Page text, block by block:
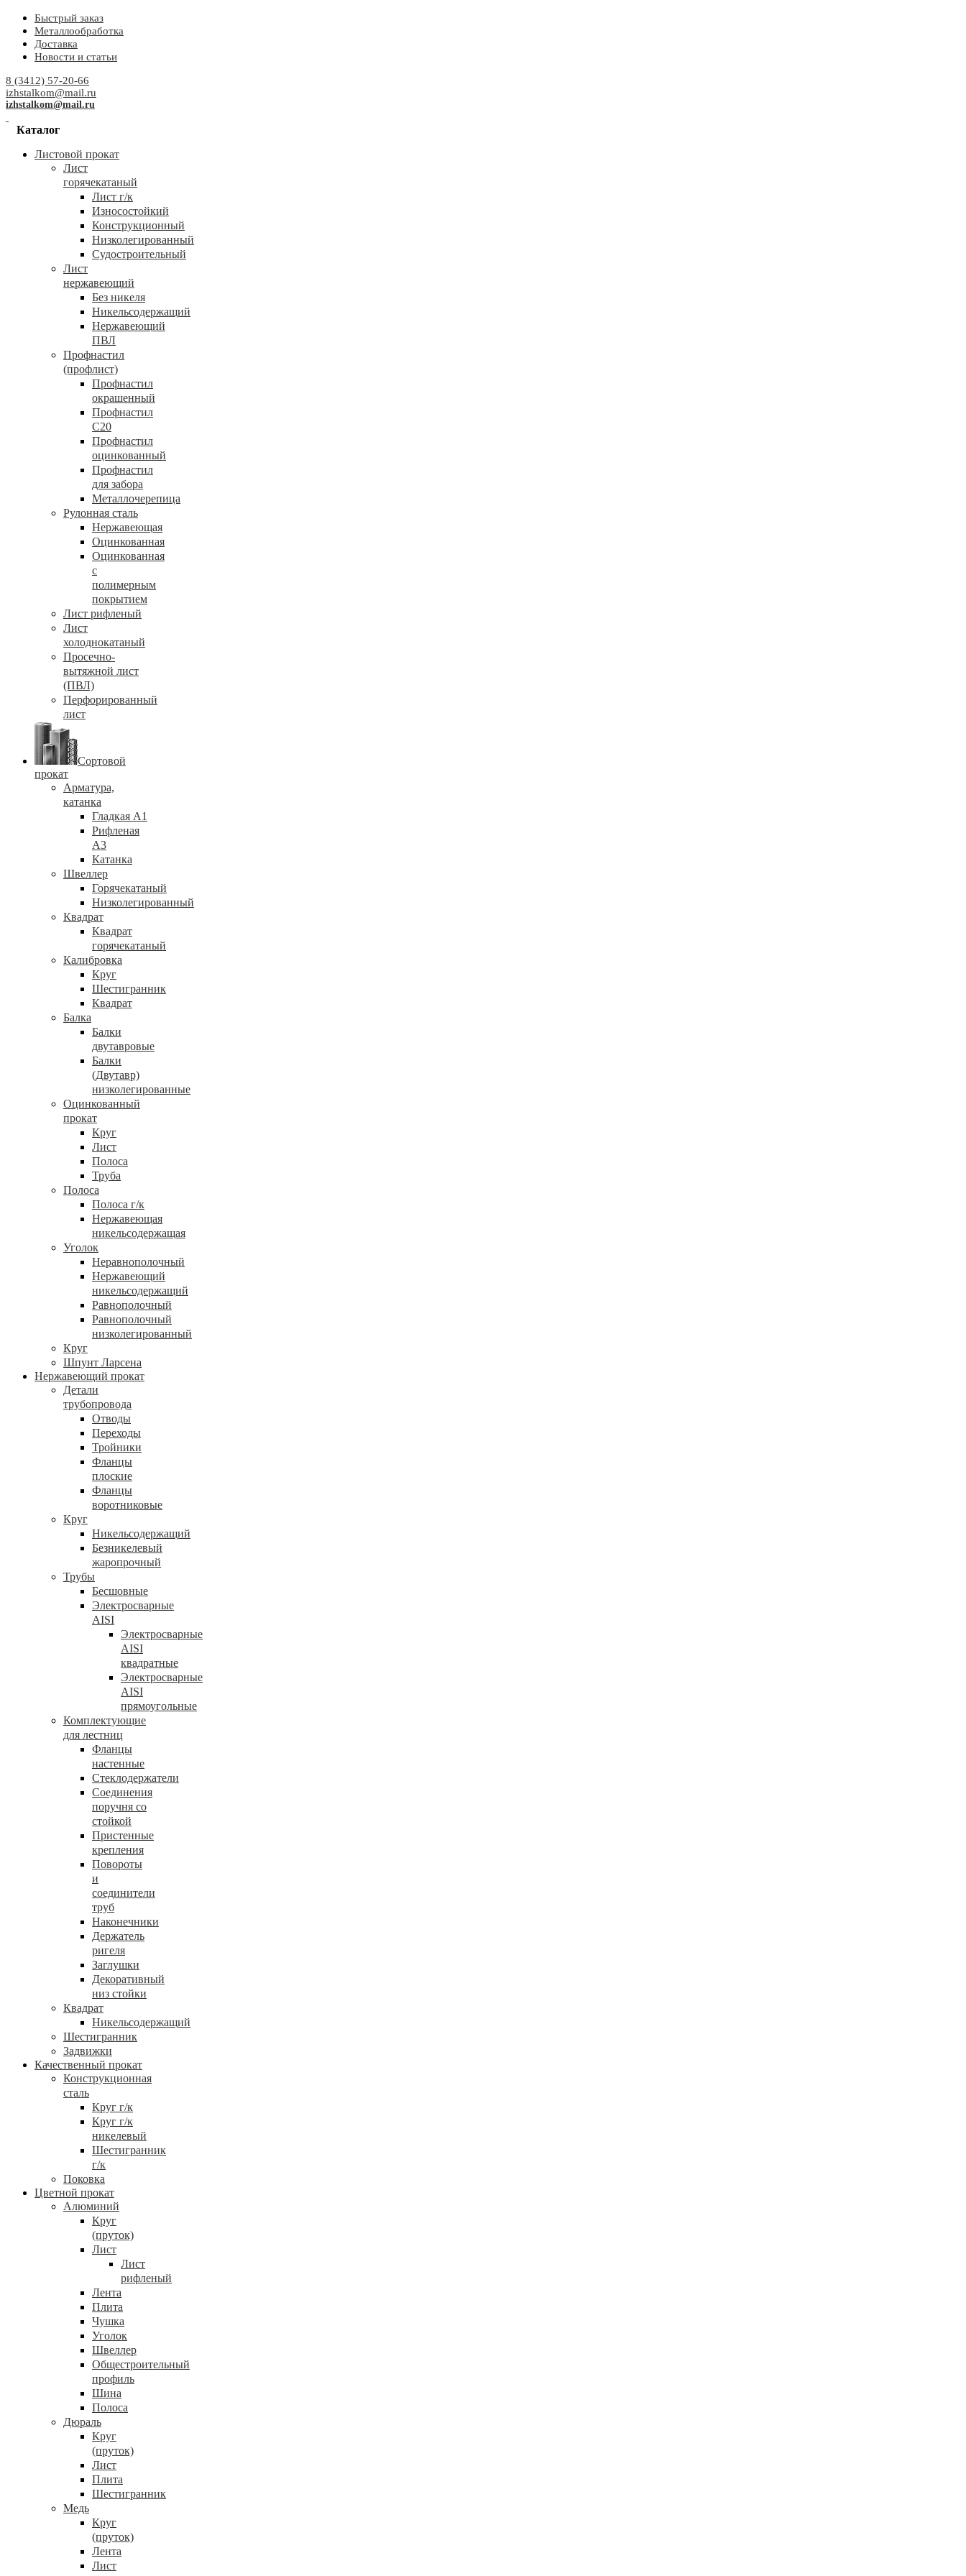
Быстрый заказ
Металлообработка
Доставка
Новости и статьи
8 (3412) 57-20-66
izhstalkom@mail.ru
izhstalkom@mail.ru
Каталог
Листовой прокат
Лист
горячекатаный
Лист г/к
Износостойкий
Конструкционный
Низколегированный
Судостроительный
Лист
нержавеющий
Без никеля
Никельсодержащий
Нержавеющий
ПВЛ
Профнастил
(профлист)
Профнастил
окрашенный
Профнастил
С20
Профнастил
оцинкованный
Профнастил
для забора
Металлочерепица
Рулонная сталь
Нержавеющая
Оцинкованная
Оцинкованная
с
полимерным
покрытием
Лист рифленый
Лист
холоднокатаный
Просечно-
вытяжной лист
(ПВЛ)
Перфорированный
лист
Сортовой
прокат
Арматура,
катанка
Гладкая А1
Рифленая
А3
Катанка
Швеллер
Горячекатаный
Низколегированный
Квадрат
Квадрат
горячекатаный
Калибровка
Круг
Шестигранник
Квадрат
Балка
Балки
двутавровые
Балки
(Двутавр)
низколегированные
Оцинкованный
прокат
Круг
Лист
Полоса
Труба
Полоса
Полоса г/к
Нержавеющая
никельсодержащая
Уголок
Неравнополочный
Нержавеющий
никельсодержащий
Равнополочный
Равнополочный
низколегированный
Круг
Шпунт Ларсена
Нержавеющий прокат
Детали
трубопровода
Отводы
Переходы
Тройники
Фланцы
плоские
Фланцы
воротниковые
Круг
Никельсодержащий
Безникелевый
жаропрочный
Трубы
Бесшовные
Электросварные
AISI
Электросварные
AISI
квадратные
Электросварные
AISI
прямоугольные
Комплектующие
для лестниц
Фланцы
настенные
Стеклодержатели
Соединения
поручня со
стойкой
Пристенные
крепления
Повороты
и
соединители
труб
Наконечники
Держатель
ригеля
Заглушки
Декоративный
низ стойки
Квадрат
Никельсодержащий
Шестигранник
Задвижки
Качественный прокат
Конструкционная
сталь
Круг г/к
Круг г/к
никелевый
Шестигранник
г/к
Поковка
Цветной прокат
Алюминий
Круг
(пруток)
Лист
Лист
рифленый
Лента
Плита
Чушка
Уголок
Швеллер
Общестроительный
профиль
Шина
Полоса
Дюраль
Круг
(пруток)
Лист
Плита
Шестигранник
Медь
Круг
(пруток)
Лента
Лист